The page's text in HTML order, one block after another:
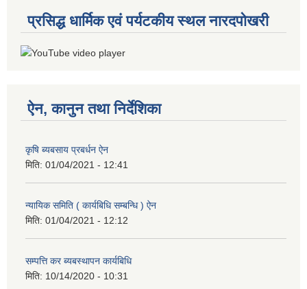
प्रसिद्ध धार्मिक एवं पर्यटकीय स्थल नारदपोखरी
ऐन, कानुन तथा निर्देशिका
कृषि ब्यबसाय प्रबर्धन ऐन
मिति: 01/04/2021 - 12:41
न्यायिक समिति ( कार्यबिधि सम्बन्धि ) ऐन
मिति: 01/04/2021 - 12:12
सम्पत्ति कर ब्यबस्थापन कार्यबिधि
मिति: 10/14/2020 - 10:31